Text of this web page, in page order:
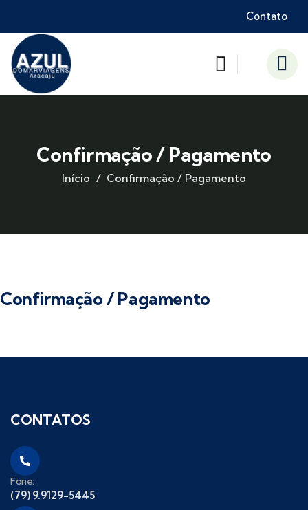
Contato
Confirmação / Pagamento
Início Confirmação / Pagamento
Confirmação / Pagamento
CONTATOS
Fone:
(79) 9.9129-5445